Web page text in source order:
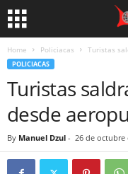
Home Policiacas Turistas
POLICIACAS
Turistas
desde
By Manuel Dzul - 26 de octubre